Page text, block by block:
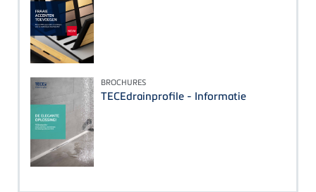
BROCHURES
TECEdrainprofile - Informatie